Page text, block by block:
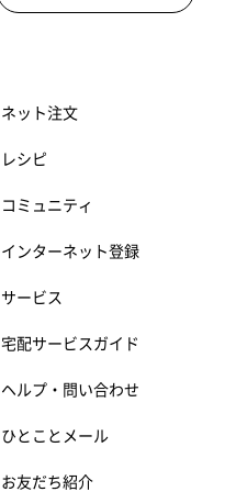
ネット注文
レシピ
コミュニティ
インターネット登録
サービス
宅配サービスガイド
ヘルプ・問い合わせ
ひとことメール
お友だち紹介